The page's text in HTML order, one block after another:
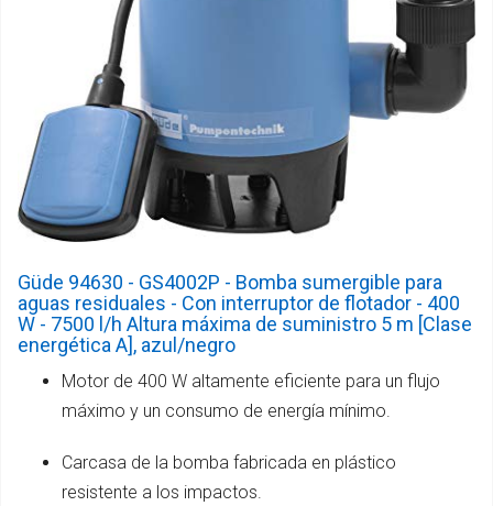
Güde 94630 - GS4002P - Bomba sumergible para
aguas residuales - Con interruptor de flotador - 400
W - 7500 l/h Altura máxima de suministro 5 m [Clase
energética A], azul/negro
Motor de 400 W altamente eficiente para un flujo
máximo y un consumo de energía mínimo.
Carcasa de la bomba fabricada en plástico
resistente a los impactos.